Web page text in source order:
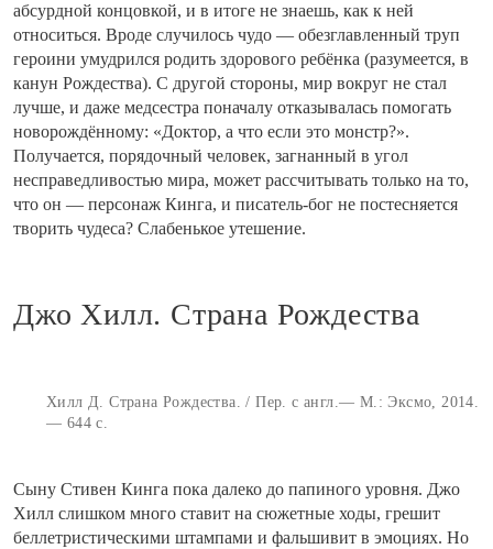
абсурдной концовкой, и в итоге не знаешь, как к ней
относиться. Вроде случилось чудо — обезглавленный труп
героини умудрился родить здорового ребёнка (разумеется, в
канун Рождества). С другой стороны, мир вокруг не стал
лучше, и даже медсестра поначалу отказывалась помогать
новорождённому: «Доктор, а что если это монстр?».
Получается, порядочный человек, загнанный в угол
несправедливостью мира, может рассчитывать только на то,
что он — персонаж Кинга, и писатель-бог не постесняется
творить чудеса? Слабенькое утешение.
Джо Хилл. Страна Рождества
Хилл Д. Страна Рождества. / Пер. с англ.— М.: Эксмо, 2014.
— 644 с.
Сыну Стивен Кинга пока далеко до папиного уровня. Джо
Хилл слишком много ставит на сюжетные ходы, грешит
беллетристическими штампами и фальшивит в эмоциях. Но